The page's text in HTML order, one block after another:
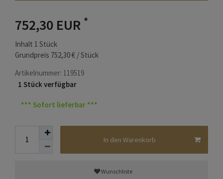
752,30 EUR *
Inhalt 1 Stück
Grundpreis 752,30 € / Stück
Artikelnummer: 119519
1 Stück verfügbar
*** Sofort lieferbar ***
In den Warenkorb
Wunschliste